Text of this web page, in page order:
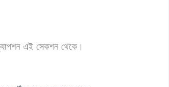
এই সেকশন থেকে।